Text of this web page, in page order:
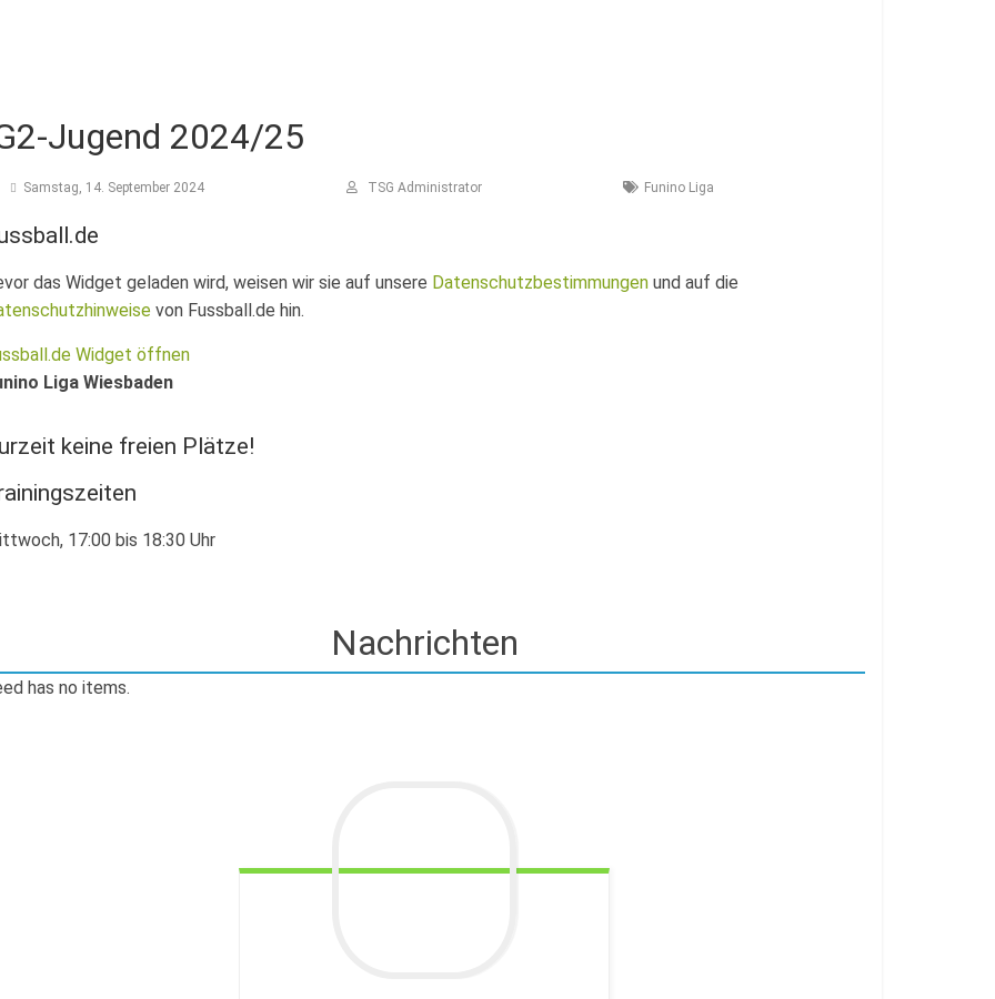
Jugend 2024/25
Samstag, 14. September 2024 TSG Administrator Funino Liga
das Widget geladen wird, weisen wir sie auf unsere Datenschutzbestimmungen und auf die
von Fussball.de hin.
Widget öffnen
Liga Wiesbaden
keine freien Plätze!
17:00 bis 18:30 Uhr
has no items.